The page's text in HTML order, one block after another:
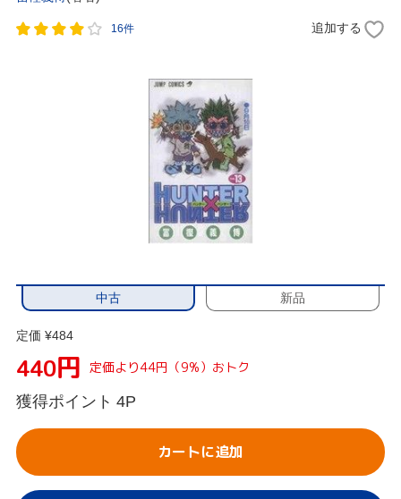
16件 追加する
中古 新品
定価 ¥484
440円 定価より44円（9%）おトク
獲得ポイント 4P
カートに追加